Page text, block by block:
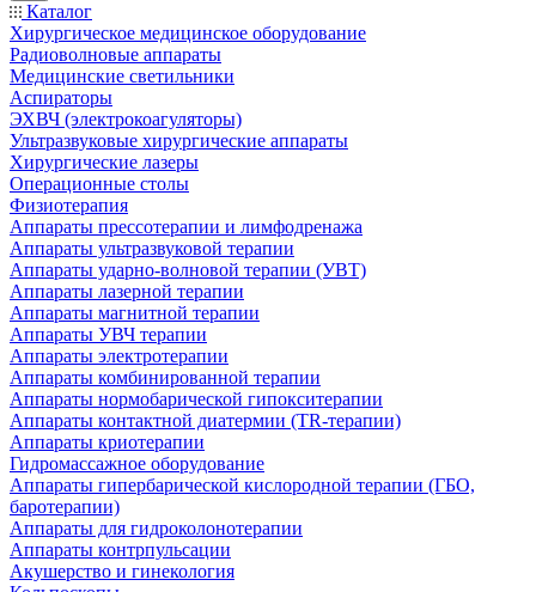
Каталог
Хирургическое медицинское оборудование
Радиоволновые аппараты
Медицинские светильники
Аспираторы
ЭХВЧ (электрокоагуляторы)
Ультразвуковые хирургические аппараты
Хирургические лазеры
Операционные столы
Физиотерапия
Аппараты прессотерапии и лимфодренажа
Аппараты ультразвуковой терапии
Аппараты ударно-волновой терапии (УВТ)
Аппараты лазерной терапии
Аппараты магнитной терапии
Аппараты УВЧ терапии
Аппараты электротерапии
Аппараты комбинированной терапии
Аппараты нормобарической гипокситерапии
Аппараты контактной диатермии (TR-терапии)
Аппараты криотерапии
Гидромассажное оборудование
Аппараты гипербарической кислородной терапии (ГБО,
баротерапии)
Аппараты для гидроколонотерапии
Аппараты контрпульсации
Акушерство и гинекология